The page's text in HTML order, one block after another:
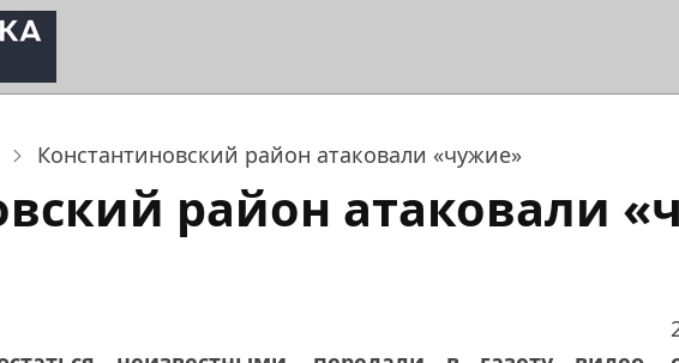
Константиновский район атаковали «чужие»
район атаковали